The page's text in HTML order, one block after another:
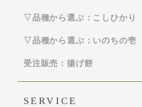
▽品種から選ぶ：こしひかり
▽品種から選ぶ：いのちの壱
受注販売：揚げ餅
SERVICE